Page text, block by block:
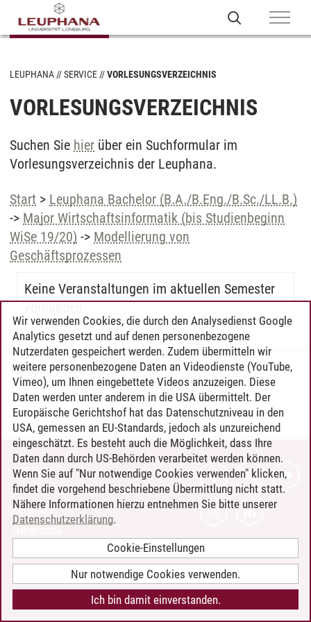
LEUPHANA SERVICE VORLESUNGSVERZEICHNIS
VORLESUNGSVERZEICHNIS
Suchen Sie hier über ein Suchformular im
Vorlesungsverzeichnis der Leuphana.
Start > Leuphana Bachelor (B.A./B.Eng./B.Sc./LL.B.)
-> Major Wirtschaftsinformatik (bis Studienbeginn
WiSe 19/20) -> Modellierung von
Geschäftsprozessen
Keine Veranstaltungen im aktuellen Semester
vorhanden
Timo Leder/30.06.2024
KONTAKT
LEUPHANA ALS ARBEITGEBER
INTRANET
BARRIEREFREIHEIT
COOKIE-EINSTELLUNGEN
Wir verwenden Cookies, die durch den Analysedienst Google
Analytics gesetzt und auf denen personenbezogene
Nutzerdaten gespeichert werden. Zudem übermitteln wir
weitere personenbezogene Daten an Videodienste (YouTube,
Vimeo), um Ihnen eingebettete Videos anzuzeigen. Diese
Daten werden unter anderem in die USA übermittelt. Der
Europäische Gerichtshof hat das Datenschutzniveau in den
USA, gemessen an EU-Standards, jedoch als unzureichend
eingeschätzt. Es besteht auch die Möglichkeit, dass Ihre
Daten dann durch US-Behörden verarbeitet werden können.
Wenn Sie auf "Nur notwendige Cookies verwenden" klicken,
findet die vorgehend beschriebene Übermittlung nicht statt.
Nähere Informationen hierzu entnehmen Sie bitte unserer
Datenschutzerklärung.
Cookie-Einstellungen
Nur notwendige Cookies verwenden.
Ich bin damit einverstanden.